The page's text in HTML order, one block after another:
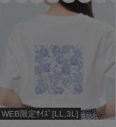
WEB限定ｻｲｽﾞ[LL,3L]